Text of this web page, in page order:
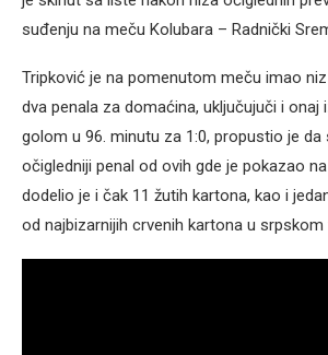
suđenju na meču Kolubara – Radnički
Tripković je na pomenutom meču imao
dva penala za domaćina, uključujuči i onaj
golom u 96. minutu za 1:0, propustio je da
očigledniji penal od ovih gde je pokazao
dodelio je i čak 11 žutih kartona, kao i
od najbizarnijih crvenih kartona u srpskom